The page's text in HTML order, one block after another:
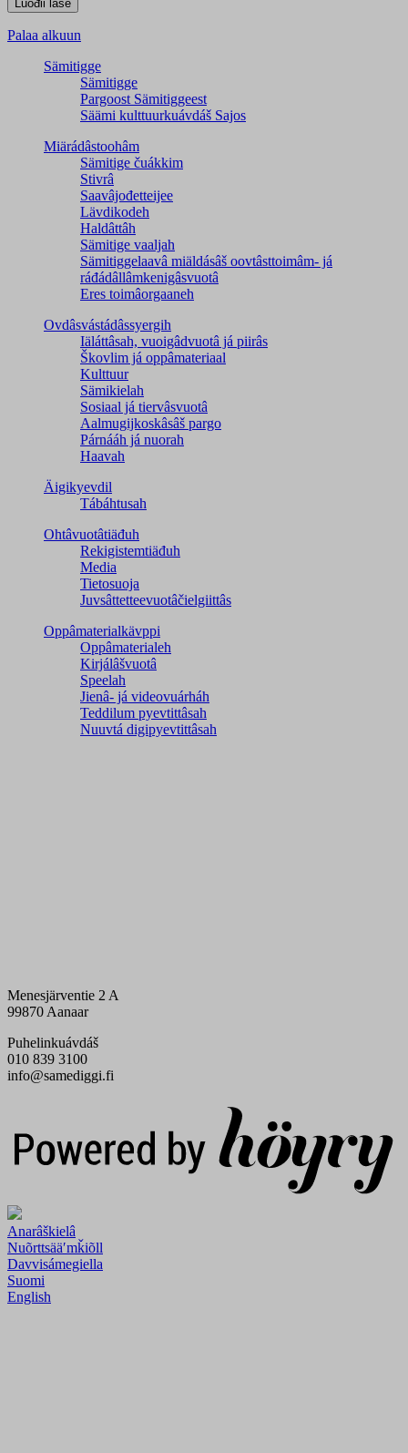
Palaa alkuun
Sämitigge
Sämitigge
Pargoost Sämitiggeest
Säämi kulttuurkuávdáš Sajos
Miärádâstoohâm
Sämitige čuákkim
Stivrâ
Saavâjođetteijee
Lävdikodeh
Haldâttâh
Sämitige vaaljah
Sämitiggelaavâ miäldásâš oovtâsttoimâm- já
ráđádâllâmkenigâsvuotâ
Eres toimâorgaaneh
Ovdâsvástádâssyergih
Iäláttâsah, vuoigâdvuotâ já piirâs
Škovlim já oppâmateriaal
Kulttuur
Sämikielah
Sosiaal já tiervâsvuotâ
Aalmugijkoskâsâš pargo
Párnááh já nuorah
Haavah
Äigikyevdil
Tábáhtusah
Ohtâvuotâtiäđuh
Rekigistemtiäđuh
Media
Tietosuoja
Juvsâttetteevuotâčielgiittâs
Oppâmaterialkävppi
Oppâmaterialeh
Kirjálâšvuotâ
Speelah
Jienâ- já videovuárháh
Teddilum pyevtittâsah
Nuuvtá digipyevtittâsah
Menesjärventie 2 A
99870 Aanaar
Puhelinkuávdáš
010 839 3100
info@samediggi.fi
Anarâškielâ
Nuõrttsääʹmǩiõll
Davvisámegiella
Suomi
English